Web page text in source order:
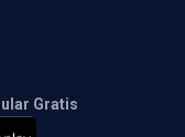
Gratis